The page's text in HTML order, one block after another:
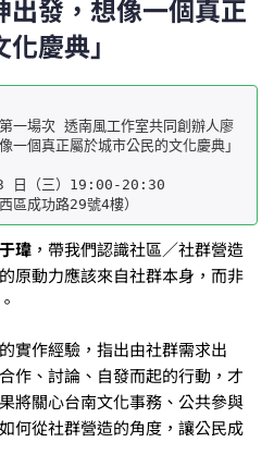
發，想像一個真正
慶典」
場次 透南風工作室共同創辦人廖
一個真正屬於城市公民的文化慶典」
日（三）19:00-20:30
瑋 ，帶我們認識社區／社群營造
原動力應該來自社群本身，而非
實作經驗，指出由社群需求出
作、討論、自發而起的行動，才
將關心台南文化事務、公共參與
何從社群營造的角度，讓公民成